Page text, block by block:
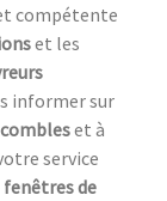
compétente
et les
informer sur
combleset à
service
fenêtres de